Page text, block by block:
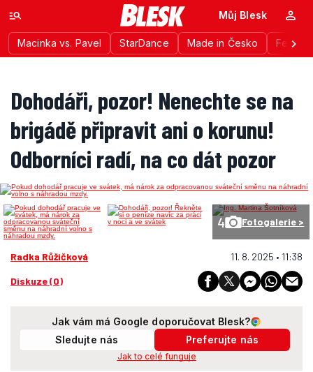
Macinka vs. Pavel StarDance Made in Česko
Můj Blesk
Dohodáři, pozor! Nenechte se na
brigádě připravit ani o korunu!
Odborníci radí, na co dát pozor
4 Fotogalerie >
Radka Růžičková 11. 8. 2025 • 11:38
Diskuze (0)
Jak vám má Google doporučovat Blesk?
Sledujte nás
Preferujte nás
Jak to celé funguje